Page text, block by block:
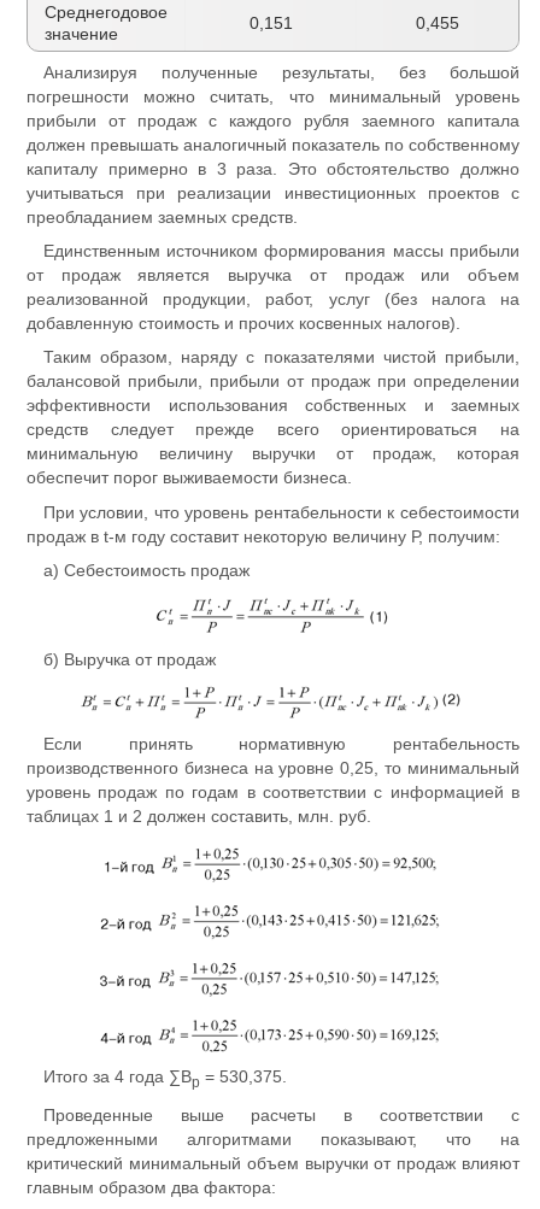
Среднегодовое
значение
0,151 0,455
Анализируя полученные результаты, без большой
погрешности можно считать, что минимальный уровень
прибыли от продаж с каждого рубля заемного капитала
должен превышать аналогичный показатель по собственному
капиталу примерно в 3 раза. Это обстоятельство должно
учитываться при реализации инвестиционных проектов с
преобладанием заемных средств.
Единственным источником формирования массы прибыли
от продаж является выручка от продаж или объем
реализованной продукции, работ, услуг (без налога на
добавленную стоимость и прочих косвенных налогов).
Таким образом, наряду с показателями чистой прибыли,
балансовой прибыли, прибыли от продаж при определении
эффективности использования собственных и заемных
средств следует прежде всего ориентироваться на
минимальную величину выручки от продаж, которая
обеспечит порог выживаемости бизнеса.
При условии, что уровень рентабельности к себестоимости
продаж в t-м году составит некоторую величину Р, получим:
а) Себестоимость продаж
б) Выручка от продаж
Если принять нормативную рентабельность
производственного бизнеса на уровне 0,25, то минимальный
уровень продаж по годам в соответствии с информацией в
таб­лицах 1 и 2 должен составить, млн. руб.
Итого за 4 года ∑Вр = 530,375.
Проведенные выше расчеты в соответствии с
предложенными алгоритмами показывают, что на
критический минимальный объем выручки от продаж влияют
главным образом два фактора: